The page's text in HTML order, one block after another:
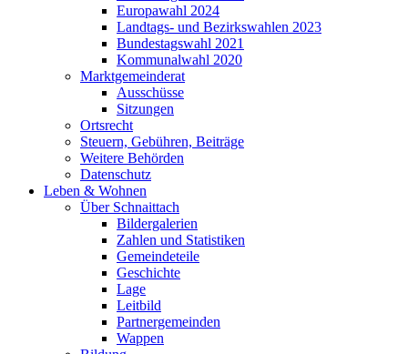
Europawahl 2024
Landtags- und Bezirkswahlen 2023
Bundestagswahl 2021
Kommunalwahl 2020
Marktgemeinderat
Ausschüsse
Sitzungen
Ortsrecht
Steuern, Gebühren, Beiträge
Weitere Behörden
Datenschutz
Leben & Wohnen
Über Schnaittach
Bildergalerien
Zahlen und Statistiken
Gemeindeteile
Geschichte
Lage
Leitbild
Partnergemeinden
Wappen